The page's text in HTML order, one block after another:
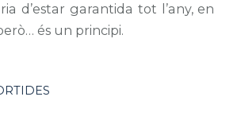
d’estar garantida tot l’any, en
és un principi.